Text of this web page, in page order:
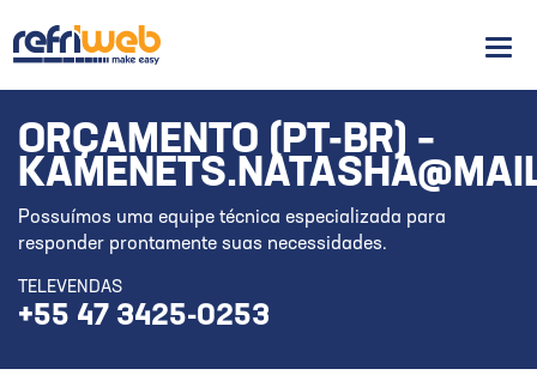
ORÇAMENTO (PT-BR) –
Possuímos uma equipe técnica especializada para
responder prontamente suas necessidades.
TELEVENDAS
+55 47 3425-0253